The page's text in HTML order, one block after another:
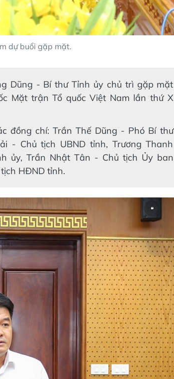
dự buổi gặp mặt.
Dũng - Bí thư Tỉnh ủy chủ trì gặp mặt
Mặt trận Tổ quốc Việt Nam lần thứ X
đồng chí: Trần Thế Dũng - Phó Bí thư
- Chủ tịch UBND tỉnh, Trương Thanh
ủy, Trần Nhật Tân - Chủ tịch Ủy ban
HĐND tỉnh.